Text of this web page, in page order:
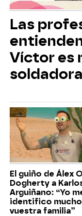
Las
Víctor es
soldadora
El guiño de Álex
Dogherty a
Arguiñano: “Yo
identifico
vuestra familia”